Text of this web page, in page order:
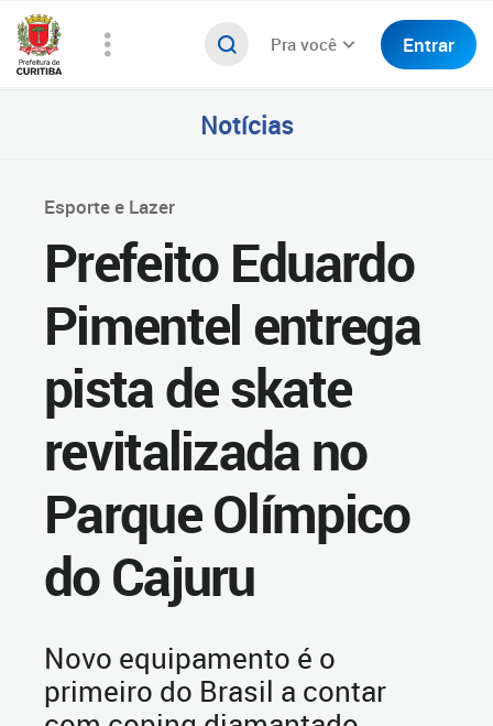
Pra você Entrar
Notícias
Esporte e Lazer
Prefeito Eduardo
Pimentel entrega
pista de skate
revitalizada no
Parque Olímpico
do Cajuru
Novo equipamento é o
primeiro do Brasil a contar